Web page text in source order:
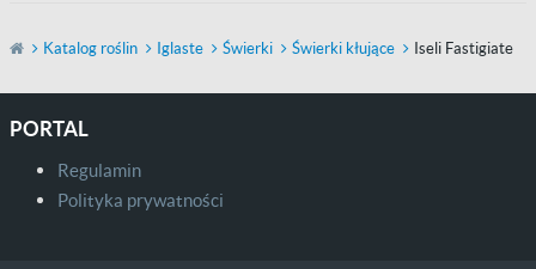
Katalog roślin Iglaste Świerki Świerki kłujące Iseli Fastigiate
PORTAL
Regulamin
Polityka prywatności